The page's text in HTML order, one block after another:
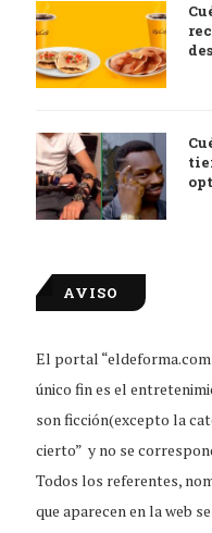
Atento aviso: para quienes
Ago 3, 2026
AVISO
El portal
único fin es el
son ficción(excepto la
cierto” y no se
Todos los referentes,
que aparecen en la web